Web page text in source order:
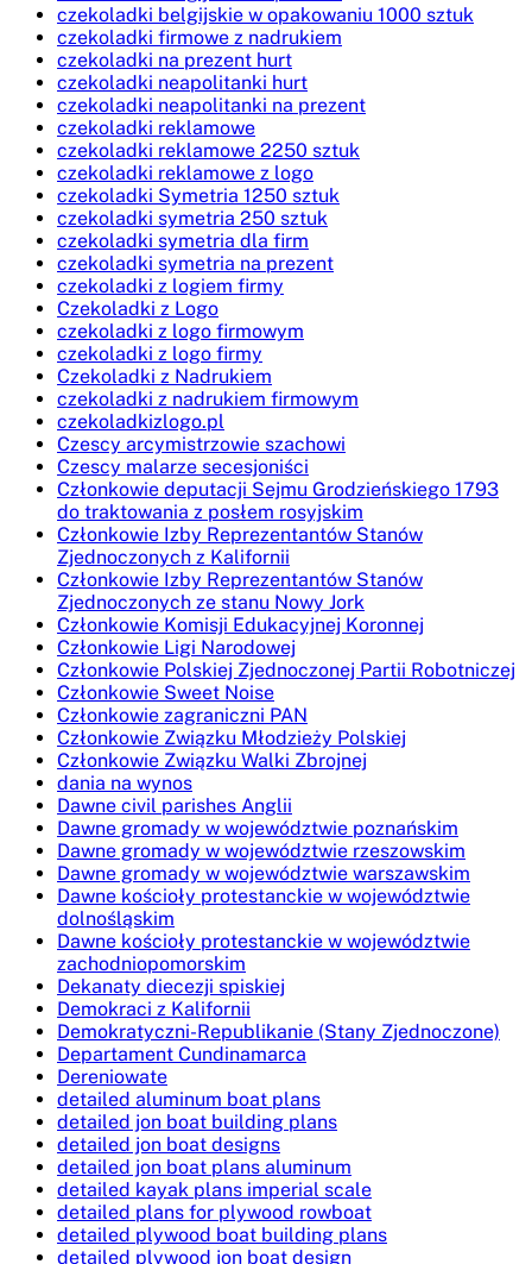
czekoladki belgijskie w opakowaniu 1000 sztuk
czekoladki firmowe z nadrukiem
czekoladki na prezent hurt
czekoladki neapolitanki hurt
czekoladki neapolitanki na prezent
czekoladki reklamowe
czekoladki reklamowe 2250 sztuk
czekoladki reklamowe z logo
czekoladki Symetria 1250 sztuk
czekoladki symetria 250 sztuk
czekoladki symetria dla firm
czekoladki symetria na prezent
czekoladki z logiem firmy
Czekoladki z Logo
czekoladki z logo firmowym
czekoladki z logo firmy
Czekoladki z Nadrukiem
czekoladki z nadrukiem firmowym
czekoladkizlogo.pl
Czescy arcymistrzowie szachowi
Czescy malarze secesjoniści
Członkowie deputacji Sejmu Grodzieńskiego 1793
do traktowania z posłem rosyjskim
Członkowie Izby Reprezentantów Stanów
Zjednoczonych z Kalifornii
Członkowie Izby Reprezentantów Stanów
Zjednoczonych ze stanu Nowy Jork
Członkowie Komisji Edukacyjnej Koronnej
Członkowie Ligi Narodowej
Członkowie Polskiej Zjednoczonej Partii Robotniczej
Członkowie Sweet Noise
Członkowie zagraniczni PAN
Członkowie Związku Młodzieży Polskiej
Członkowie Związku Walki Zbrojnej
dania na wynos
Dawne civil parishes Anglii
Dawne gromady w województwie poznańskim
Dawne gromady w województwie rzeszowskim
Dawne gromady w województwie warszawskim
Dawne kościoły protestanckie w województwie
dolnośląskim
Dawne kościoły protestanckie w województwie
zachodniopomorskim
Dekanaty diecezji spiskiej
Demokraci z Kalifornii
Demokratyczni-Republikanie (Stany Zjednoczone)
Departament Cundinamarca
Dereniowate
detailed aluminum boat plans
detailed jon boat building plans
detailed jon boat designs
detailed jon boat plans aluminum
detailed kayak plans imperial scale
detailed plans for plywood rowboat
detailed plywood boat building plans
detailed plywood jon boat design